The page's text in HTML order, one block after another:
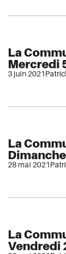
La
Mercredi
3 juin 2021
La
28 mai 2021
La
Vendredi